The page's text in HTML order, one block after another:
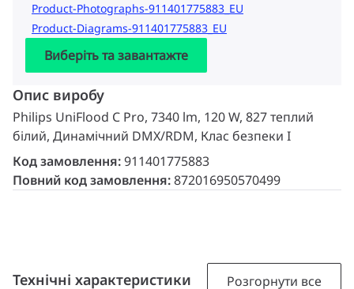
Product-Photographs-911401775883_EU
Product-Diagrams-911401775883_EU
Виберіть та завантажте
Опис виробу
Philips UniFlood C Pro, 7340 lm, 120 W, 827 теплий
білий, Динамічний DMX/RDM, Клас безпеки I
Код замовлення:911401775883
Повний код замовлення:872016950570499
Технічні характеристики Розгорнути все